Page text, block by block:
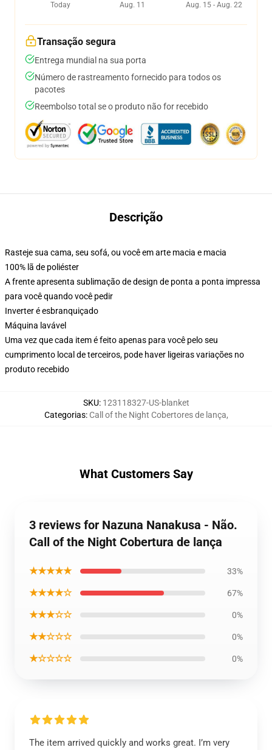
Today
Aug. 11
Aug. 15 - Aug. 22
Transação segura
Entrega mundial na sua porta
Número de rastreamento fornecido para todos os
pacotes
Reembolso total se o produto não for recebido
Descrição
Rasteje sua cama, seu sofá, ou você em arte macia e macia
100% lã de poliéster
A frente apresenta sublimação de design de ponta a ponta impressa
para você quando você pedir
Inverter é esbranquiçado
Máquina lavável
Uma vez que cada item é feito apenas para você pelo seu
cumprimento local de terceiros, pode haver ligeiras variações no
produto recebido
SKU: 123118327-US-blanket
Categorias: Call of the Night Cobertores de lança,
What Customers Say
3 reviews for Nazuna Nanakusa - Não.
Call of the Night Cobertura de lança
★★★★★ 33%
★★★★☆ 67%
★★★☆☆ 0%
★★☆☆☆ 0%
★☆☆☆☆ 0%
The item arrived quickly and works great. I’m very